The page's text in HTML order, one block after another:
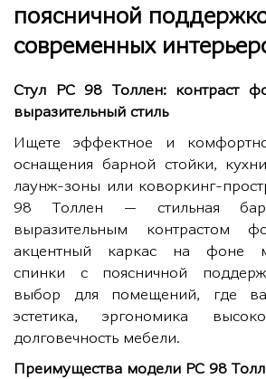
поясничной
современных
Стул РС 98 Толлен: контраст
выразительный стиль
Ищете эффектное и
оснащения барной стойки,
лаунж-зоны или коворкинг-
98 Толлен — стильная
выразительным контрастом
акцентный каркас на фоне
спинки с поясничной
выбор для помещений, где
эстетика, эргономика
долговечность мебели.
Преимущества модели РС 98